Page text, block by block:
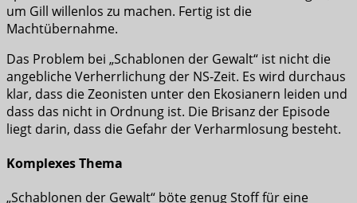
um Gill willenlos zu machen. Fertig ist die
Machtübernahme.
Das Problem bei „Schablonen der Gewalt“ ist nicht die
angebliche Verherrlichung der NS-Zeit. Es wird durchaus
klar, dass die Zeonisten unter den Ekosianern leiden und
dass das nicht in Ordnung ist. Die Brisanz der Episode
liegt darin, dass die Gefahr der Verharmlosung besteht.
Komplexes Thema
„Schablonen der Gewalt“ böte genug Stoff für eine